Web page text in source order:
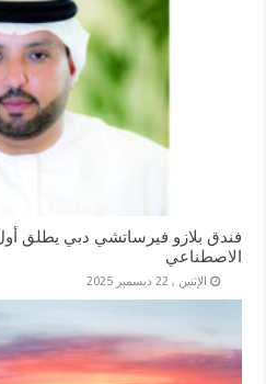
فندق بلازو فيرساتشي دبي يطلق
الاصطناعي
الإثنين , 22 ديسمبر 2025